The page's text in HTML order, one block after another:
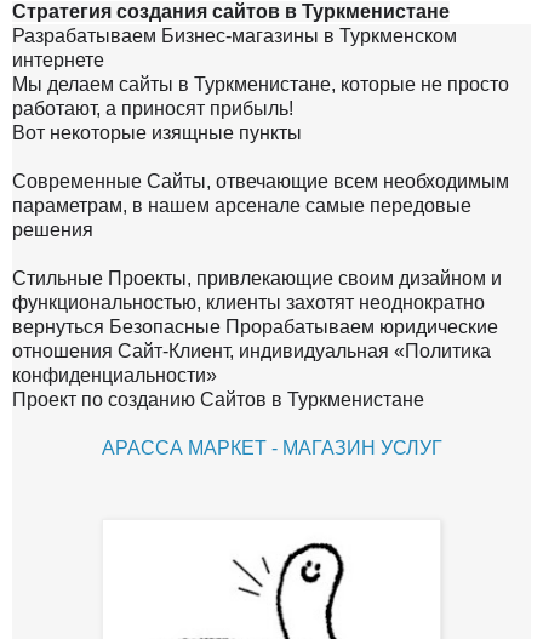
Стратегия создания сайтов в Туркменистане
Разрабатываем Бизнес-магазины в Туркменском
интернете
Мы делаем сайты в Туркменистане, которые не просто
работают, а приносят прибыль!
Вот некоторые изящные пункты
Современные Сайты, отвечающие всем необходимым
параметрам, в нашем арсенале самые передовые
решения
Стильные Проекты, привлекающие своим дизайном и
функциональностью, клиенты захотят неоднократно
вернуться Безопасные Прорабатываем юридические
отношения Сайт-Клиент, индивидуальная «Политика
конфиденциальности»
Проект по созданию Сайтов в Туркменистане
АРАССА МАРКЕТ - МАГАЗИН УСЛУГ